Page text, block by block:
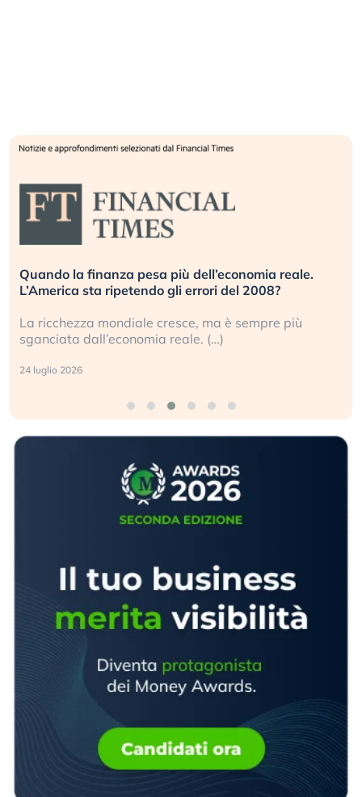
Russia e Cina pronti a spegnere Starlink. Gli
investitori stanno sottovalutando il rischio?
Gli investitori tech continuano a ignorare il rischio
geopolitico: il (…)
17 luglio 2026